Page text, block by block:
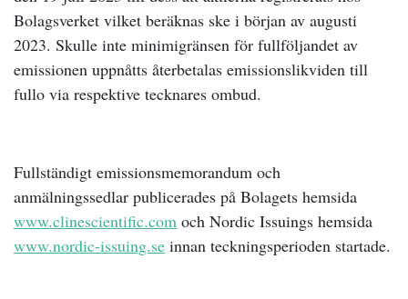
Bolagsverket vilket beräknas ske i början av augusti
2023. Skulle inte minimigränsen för fullföljandet av
emissionen uppnåtts återbetalas emissionslikviden till
fullo via respektive tecknares ombud.
Fullständigt emissionsmemorandum och
anmälningssedlar publicerades på Bolagets hemsida
www.clinescientific.com och Nordic Issuings hemsida
www.nordic-issuing.se innan teckningsperioden startade.